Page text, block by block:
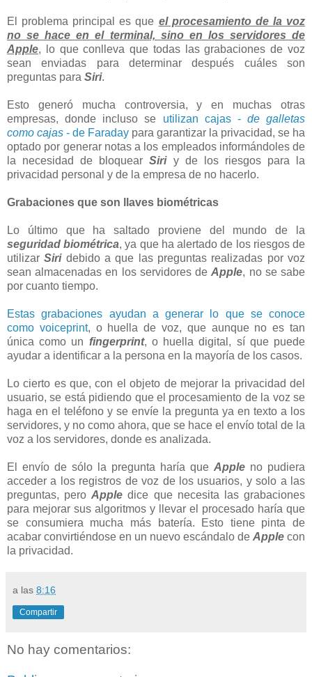
El problema principal es que el procesamiento de la voz
no se hace en el terminal, sino en los servidores de
Apple, lo que conlleva que todas las grabaciones de voz
sean enviadas para determinar después cuáles son
preguntas para Siri.
Esto generó mucha controversia, y en muchas otras
empresas, donde incluso se utilizan cajas - de galletas
como cajas - de Faraday para garantizar la privacidad, se ha
optado por generar notas a los empleados informándoles de
la necesidad de bloquearSiriy de los riesgos para la
privacidad personal y de la empresa de no hacerlo.
Grabaciones que son llaves biométricas
Lo último que ha saltado proviene del mundo de la
seguridad biométrica, ya que ha alertado de los riesgos de
utilizarSiridebido a que las preguntas realizadas por voz
sean almacenadas en los servidores deApple, no se sabe
por cuanto tiempo.
Estas grabaciones ayudan a generar lo que se conoce
como voiceprint, o huella de voz, que aunque no es tan
única como un fingerprint, o huella digital, sí que puede
ayudar a identificar a la persona en la mayoría de los casos.
Lo cierto es que, con el objeto de mejorar la privacidad del
usuario, se está pidiendo que el procesamiento de la voz se
haga en el teléfono y se envíe la pregunta ya en texto a los
servidores, y no como ahora, que se hace el envío total de la
voz a los servidores, donde es analizada.
El envío de sólo la pregunta haría que Apple no pudiera
acceder a los registros de voz de los usuarios, y solo a las
preguntas, peroApple dice que necesita las grabaciones
para mejorar sus algoritmos y llevar el procesado haría que
se consumiera mucha más batería. Esto tiene pinta de
acabar convirtiéndose en un nuevo escándalo de Apple con
la privacidad.
a las 8:16
Compartir
No hay comentarios: